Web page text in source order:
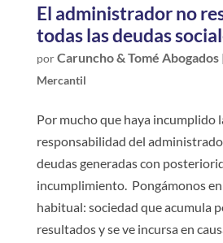
El administrador no
todas las deudas
porCaruncho & Tomé Abogados|
Mercantil
Por mucho que haya incumplido
responsabilidad del
deudas generadas con
incumplimiento. Pongámonos
habitual: sociedad que acumula
resultados y se ve incursa en